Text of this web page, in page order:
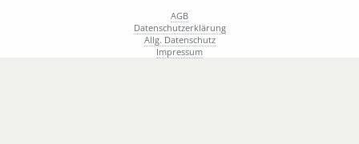
AGB
Datenschutzerklärung
Allg. Datenschutz
Impressum